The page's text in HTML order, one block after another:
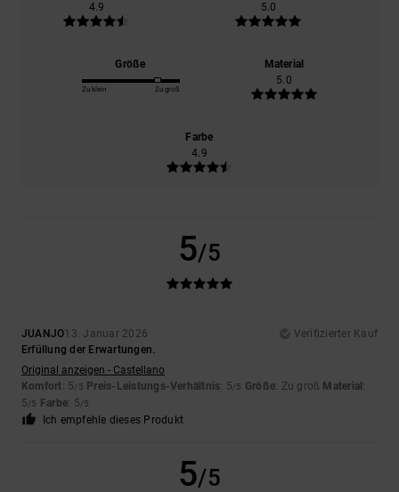
4.9
5.0
Größe
Zu klein Zu groß
Material
5.0
Farbe
4.9
5/5
JUANJO13. Januar 2026
Verifizierter Kauf
Erfüllung der Erwartungen.
Original anzeigen - Castellano
Komfort: 5/5 Preis-Leistungs-Verhältnis: 5/5 Größe: Zu groß Material :
5/5 Farbe: 5/5
Ich empfehle dieses Produkt
5/5